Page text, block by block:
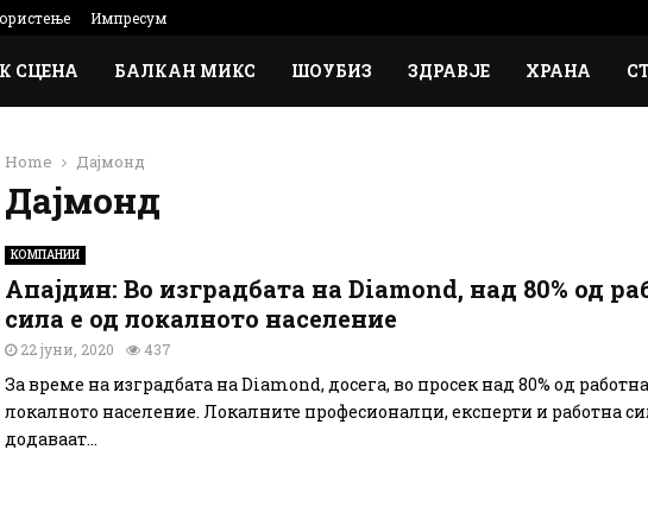
Импресум
СЦЕНА БАЛКАН МИКС ШОУБИЗ ЗДРАВЈЕ ХРАНА
Home Дајмонд
Дајмонд
КОМПАНИИ
Апајдин: Во изградбата на Diamond, над 80% од
сила е од локалното население
22 јуни, 2020 437
За време на изградбата на Diamond, досега, во просек над 80% од
локалното население. Локалните професионалци, експерти и работна
додаваат...